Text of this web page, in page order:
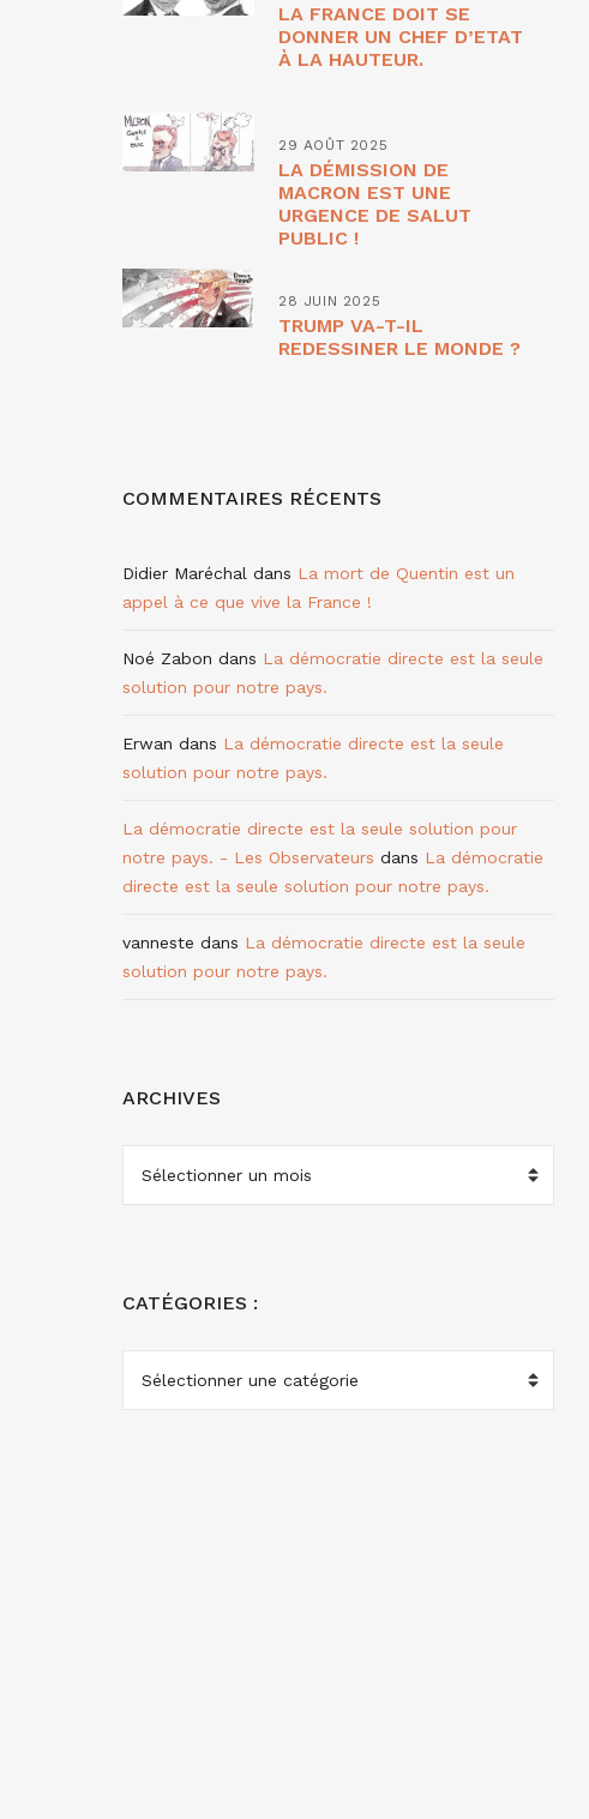
LA FRANCE DOIT SE
DONNER UN CHEF D’ETAT
À LA HAUTEUR.
29 AOÛT 2025
LA DÉMISSION DE
MACRON EST UNE
URGENCE DE SALUT
PUBLIC !
28 JUIN 2025
TRUMP VA-T-IL
REDESSINER LE MONDE ?
COMMENTAIRES RÉCENTS
Didier Maréchal dans La mort de Quentin est un
appel à ce que vive la France !
Noé Zabon dans La démocratie directe est la seule
solution pour notre pays.
Erwan dans La démocratie directe est la seule
solution pour notre pays.
La démocratie directe est la seule solution pour
notre pays. - Les Observateurs dans La démocratie
directe est la seule solution pour notre pays.
vanneste dans La démocratie directe est la seule
solution pour notre pays.
ARCHIVES
ARCHIVES
CATÉGORIES :
CATÉGORIES